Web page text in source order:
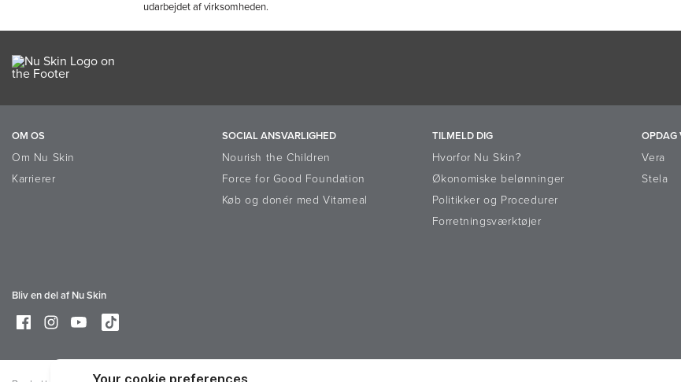
udarbejdet af virksomheden.
OM OS
Om Nu Skin
Karrierer
SOCIAL ANSVARLIGHED
Nourish the Children
Force for Good Foundation
Køb og donér med Vitameal
TILMELD DIG
Hvorfor Nu Skin?
Økonomiske belønninger
Politikker og Procedurer
Forretningsværktøjer
OPDAG
Vera
Stela
Bliv en del af Nu Skin